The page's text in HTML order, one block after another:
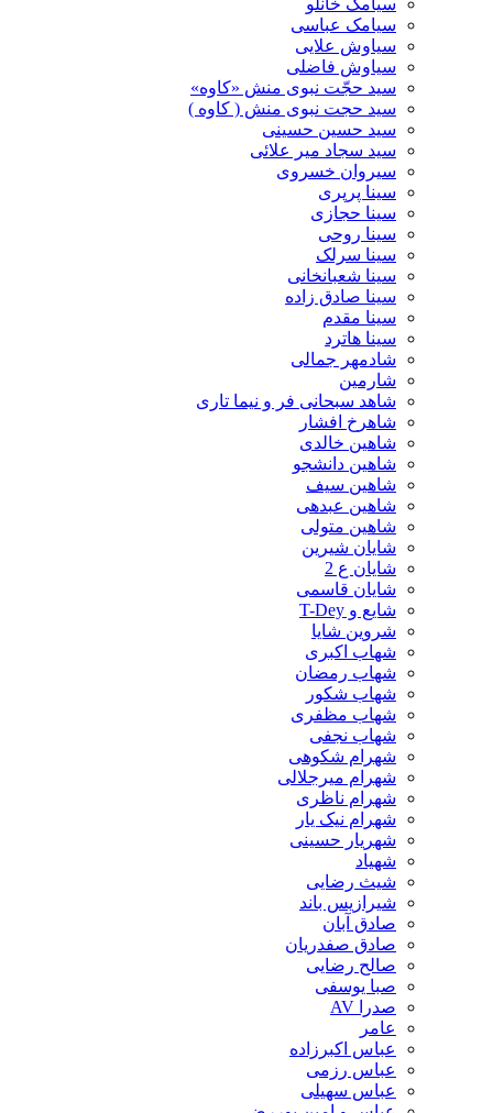
سیامک عباسی
سیاوش علایی
سیاوش فاضلی
سید حجّت نبوی منش «کاوه»
سید حجت نبوی منش ( کاوه )
سید حسین حسینى
سید سجاد میر علائی
سیروان خسروی
سینا پرپری
سینا حجازی
سینا روحی
سینا سرلک
سینا شعبانخانی
سینا صادق زاده
سینا مقدم
سینا هاترد
شادمهر جمالی
شارمین
شاهد سبحانی فر و نیما تاری
شاهرخ افشار
شاهین خالدی
شاهین دانشجو
شاهین سیف
شاهین عبدهی
شاهین متولی
شایان شیرین
شایان ع 2
شایان قاسمی
شایع و T-Dey
شروین شایا
شهاب اکبری
شهاب رمضان
شهاب شکور
شهاب مظفری
شهاب نجفی
شهرام شکوهی
شهرام میرجلالی
شهرام ناظری
شهرام نیک یار
شهریار حسینی
شیث رضایی
شیرازیس باند
صادق آبان
صادق صفدریان
صالح رضایی
صبا یوسفی
عباس اکبرزاده
عباس رزمی
عباس سهیلی